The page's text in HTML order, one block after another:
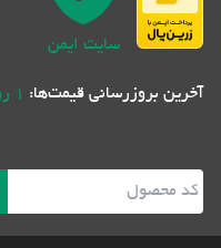
سایت ایمن
آخرین بروزرسانی قیمت‌ها: 1 روز پیش